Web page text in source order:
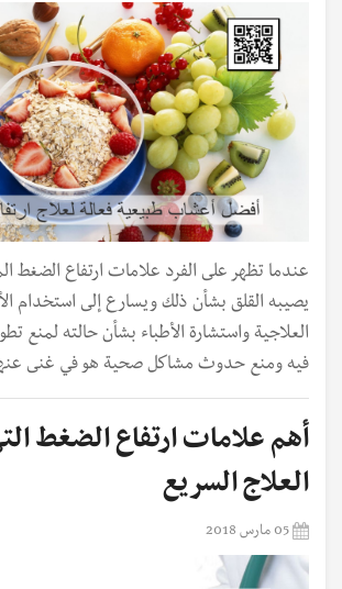
عندما تظهر على الفرد علامات ارتفاع الضغط
يصيبه القلق بشأن ذلك ويسارع إلى استخدام
العلاجية واستشارة الأطباء بشأن حالته لمنع
فيه ومنع حدوث مشاكل صحية هو في غنى
أهم علامات ارتفاع الضغط
العلاج السريع
05 مارس 2018